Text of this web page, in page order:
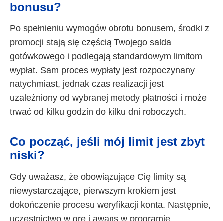
bonusu?
Po spełnieniu wymogów obrotu bonusem, środki z
promocji stają się częścią Twojego salda
gotówkowego i podlegają standardowym limitom
wypłat. Sam proces wypłaty jest rozpoczynany
natychmiast, jednak czas realizacji jest
uzależniony od wybranej metody płatności i może
trwać od kilku godzin do kilku dni roboczych.
Co począć, jeśli mój limit jest zbyt
niski?
Gdy uważasz, że obowiązujące Cię limity są
niewystarczające, pierwszym krokiem jest
dokończenie procesu weryfikacji konta. Następnie,
uczestnictwo w grę i awans w programie